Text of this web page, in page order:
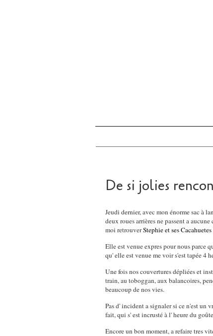
De si jolies
Jeudi dernier, avec mon énorme sac à
deux roues arrières ne passent a
moi retrouverStephie et ses Cacahuetes
Elle est venue expres pour nous parce
qu' elle est venue me voir s'est tapée 4
Une fois nos couvertures dépliées et
train, au toboggan, aux balancoires,
beaucoup de nos vies.
Pas d' incident a signaler si ce n'est un
fait, qui s' est incrusté à l' heure du
Encore un bon moment, a refaire tres